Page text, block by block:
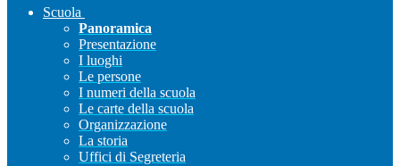
Scuola
Panoramica
Presentazione
I luoghi
Le persone
I numeri della scuola
Le carte della scuola
Organizzazione
La storia
Uffici di Segreteria